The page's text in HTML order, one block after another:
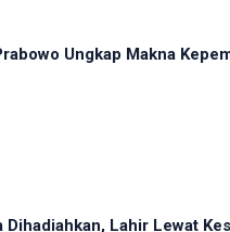
Ungkap Makna
Lahir Lewat